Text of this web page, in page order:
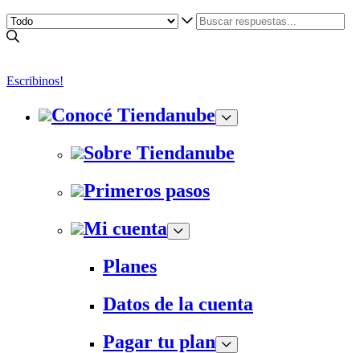
Escribinos!
Conocé Tiendanube
Sobre Tiendanube
Primeros pasos
Mi cuenta
Planes
Datos de la cuenta
Pagar tu plan